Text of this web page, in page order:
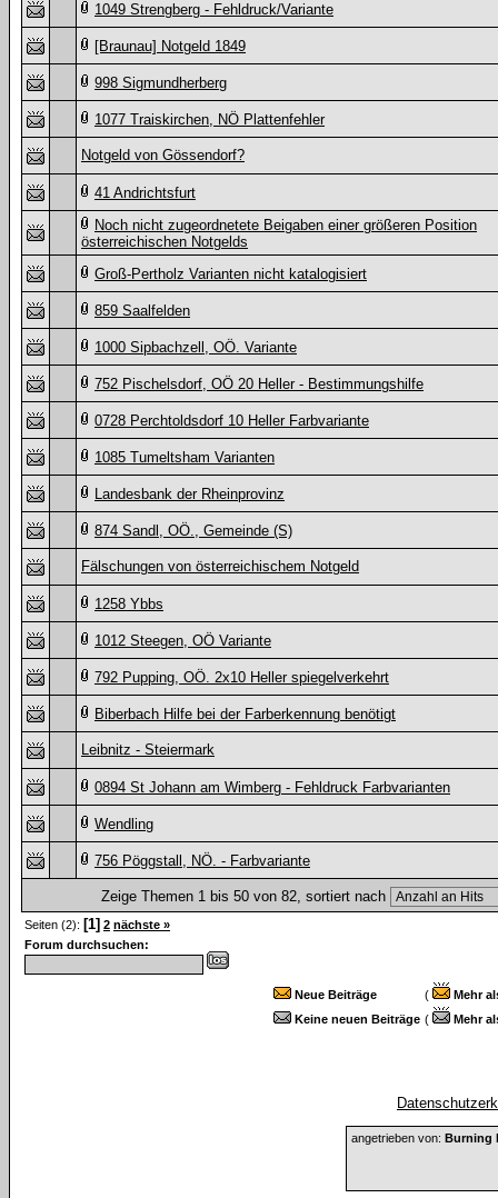
1049 Strengberg - Fehldruck/Variante
[Braunau] Notgeld 1849
998 Sigmundherberg
1077 Traiskirchen, NÖ Plattenfehler
Notgeld von Gössendorf?
41 Andrichtsfurt
Noch nicht zugeordnetete Beigaben einer größeren Position
österreichischen Notgelds
Groß-Pertholz Varianten nicht katalogisiert
859 Saalfelden
1000 Sipbachzell, OÖ. Variante
752 Pischelsdorf, OÖ 20 Heller - Bestimmungshilfe
0728 Perchtoldsdorf 10 Heller Farbvariante
1085 Tumeltsham Varianten
Landesbank der Rheinprovinz
874 Sandl, OÖ., Gemeinde (S)
Fälschungen von österreichischem Notgeld
1258 Ybbs
1012 Steegen, OÖ Variante
792 Pupping, OÖ. 2x10 Heller spiegelverkehrt
Biberbach Hilfe bei der Farberkennung benötigt
Leibnitz - Steiermark
0894 St Johann am Wimberg - Fehldruck Farbvarianten
Wendling
756 Pöggstall, NÖ. - Farbvariante
Zeige Themen 1 bis 50 von 82, sortiert nach
Seiten (2): [1] 2 nächste »
Forum durchsuchen:
Neue Beiträge (
Mehr
Keine neuen Beiträge ( Mehr
angetrieben von: Burning